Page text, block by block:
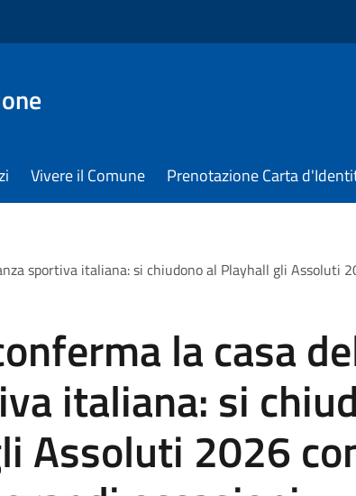
Vivere il Comune Prenotazione Carta
sportiva italiana: si chiudono al Playhall gli Assoluti
la casa
italiana: si
Assoluti 2026